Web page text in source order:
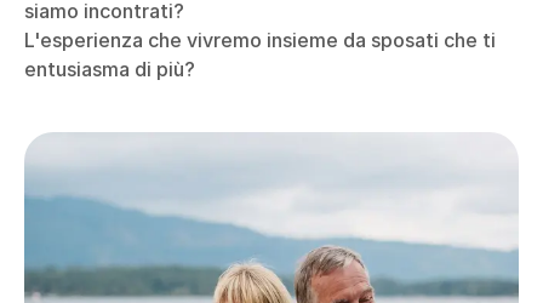
siamo incontrati?
L'esperienza che vivremo insieme da sposati che ti
entusiasma di più?